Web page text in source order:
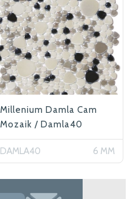
Millenium Damla Cam
Mozaik / Damla40
DAMLA40 6 MM